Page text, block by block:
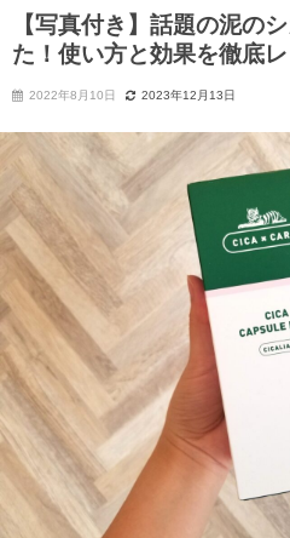
【写真付き】話題の泥の
た！使い方と効果を徹底
2022年8月10日 2023年12月13日